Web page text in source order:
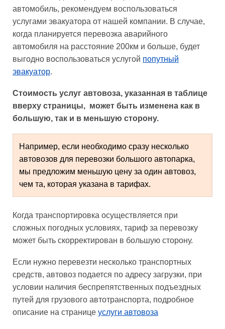
автомобиль, рекомендуем воспользоваться
услугами эвакуатора от нашей компании. В случае,
когда планируется перевозка аварийного
автомобиля на расстояние 200км и больше, будет
выгодно воспользоваться услугой попутный
эвакуатор.
Стоимость услуг автовоза, указанная в таблице
вверху страницы, может быть изменена как в
большую, так и в меньшую сторону.
Например, если необходимо сразу несколько
автовозов для перевозки большого автопарка,
мы предложим меньшую цену за один автовоз,
чем та, которая указана в тарифах.
Когда транспортировка осуществляется при
сложных погодных условиях, тариф за перевозку
может быть скорректирован в большую сторону.
Если нужно перевезти несколько транспортных
средств, автовоз подается по адресу загрузки, при
условии наличия беспрепятственных подъездных
путей для грузового автотранспорта, подробное
описание на странице услуги автовоза